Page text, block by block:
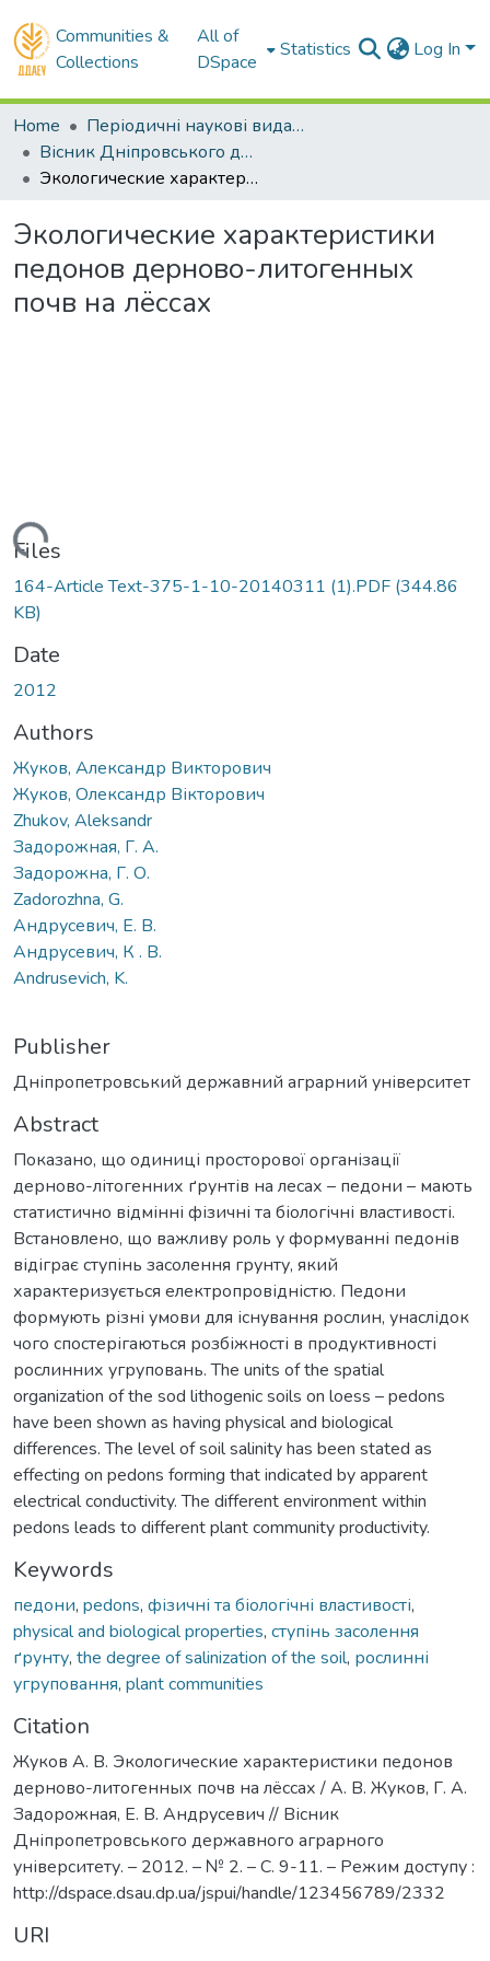
Communities &
Collections
All of
DSpace
Statistics Log In
Home
Періодичні наукові видання ДДАЕУ
Вісник Дніпровського державного аграрно–економічного університету - до липня 2018 р.
Экологические характеристики педонов дерново-литогенных почв на лёссах
Экологические характеристики
педонов дерново-литогенных
почв на лёссах
Files
164-Article Text-375-1-10-20140311 (1).PDF (344.86
KB)
Date
2012
Authors
Жуков, Александр Викторович
Жуков, Олександр Вікторович
Zhukov, Aleksandr
Задорожная, Г. А.
Задорожна, Г. О.
Zadorozhna, G.
Андрусевич, Е. В.
Андрусевич, К . В.
Andrusevich, K.
Publisher
Дніпропетровський державний аграрний університет
Abstract
Показано, що одиниці просторової організації
дерново-літогенних ґрунтів на лесах – педони – мають
статистично відмінні фізичні та біологічні властивості.
Встановлено, що важливу роль у формуванні педонів
відіграє ступінь засолення грунту, який
характеризується електропровідністю. Педони
формують різні умови для існування рослин, унаслідок
чого спостерігаються розбіжності в продуктивності
рослинних угруповань. The units of the spatial
organization of the sod lithogenic soils on loess – pedons
have been shown as having physical and biological
differences. The level of soil salinity has been stated as
effecting on pedons forming that indicated by apparent
electrical conductivity. The different environment within
pedons leads to different plant community productivity.
Keywords
педони, pedons, фізичні та біологічні властивості,
physical and biological properties, ступінь засолення
ґрунту, the degree of salinization of the soil, рослинні
угруповання, plant communities
Citation
Жуков А. В. Экологические характеристики педонов
дерново-литогенных почв на лёссах / А. В. Жуков, Г. А.
Задорожная, Е. В. Андрусевич // Вісник
Дніпропетровського державного аграрного
університету. – 2012. – № 2. – С. 9-11. – Режим доступу :
http://dspace.dsau.dp.ua/jspui/handle/123456789/2332
URI